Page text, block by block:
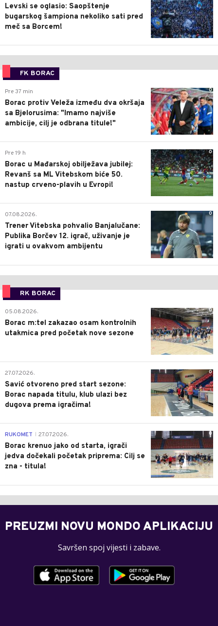
Levski se oglasio: Saopštenje
bugarskog šampiona nekoliko sati pred
meč sa Borcem!
FK BORAC
0
Pre 37 min
Borac protiv Veleža između dva okršaja
sa Bjelorusima: "Imamo najviše
ambicije, cilj je odbrana titule!"
0
Pre 19 h
Borac u Mađarskoj obilježava jubilej:
Revanš sa ML Vitebskom biće 50.
nastup crveno-plavih u Evropi!
0
07.08.2026.
Trener Vitebska pohvalio Banjalučane:
Publika Borčev 12. igrač, uživanje je
igrati u ovakvom ambijentu
RK BORAC
0
05.08.2026.
Borac m:tel zakazao osam kontrolnih
utakmica pred početak nove sezone
0
27.07.2026.
Savić otvoreno pred start sezone:
Borac napada titulu, klub ulazi bez
dugova prema igračima!
0
RUKOMET 27.07.2026.
Borac krenuo jako od starta, igrači
jedva dočekali početak priprema: Cilj se
zna - titula!
PREUZMI NOVU MONDO APLIKACIJU
Savršen spoj vijesti i zabave.